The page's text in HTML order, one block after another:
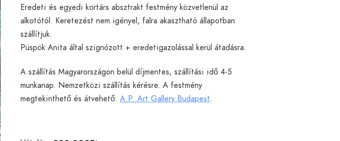
Eredeti és egyedi kortárs absztrakt festmény közvetlenül az
alkotótól. Keretezést nem igényel, falra akasztható állapotban
szállítjuk.
Püspök Anita által szignózott + eredetigazolással kerül átadásra.
A szállítás Magyarországon belül díjmentes, szállítási idő 4-5
munkanap. Nemzetközi szállítás kérésre. A festmény
megtekinthető és átvehető: A.P. Art Gallery Budapest.